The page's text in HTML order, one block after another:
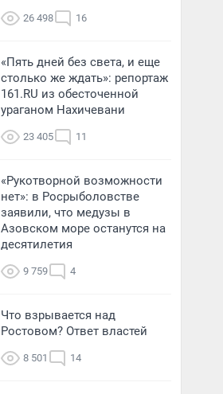
26 498 16
«Пять дней без света, и еще
столько же ждать»: репортаж
161.RU из обесточенной
ураганом Нахичевани
23 405 11
«Рукотворной возможности
нет»: в Росрыболовстве
заявили, что медузы в
Азовском море останутся на
десятилетия
9 759 4
Что взрывается над
Ростовом? Ответ властей
8 501 14